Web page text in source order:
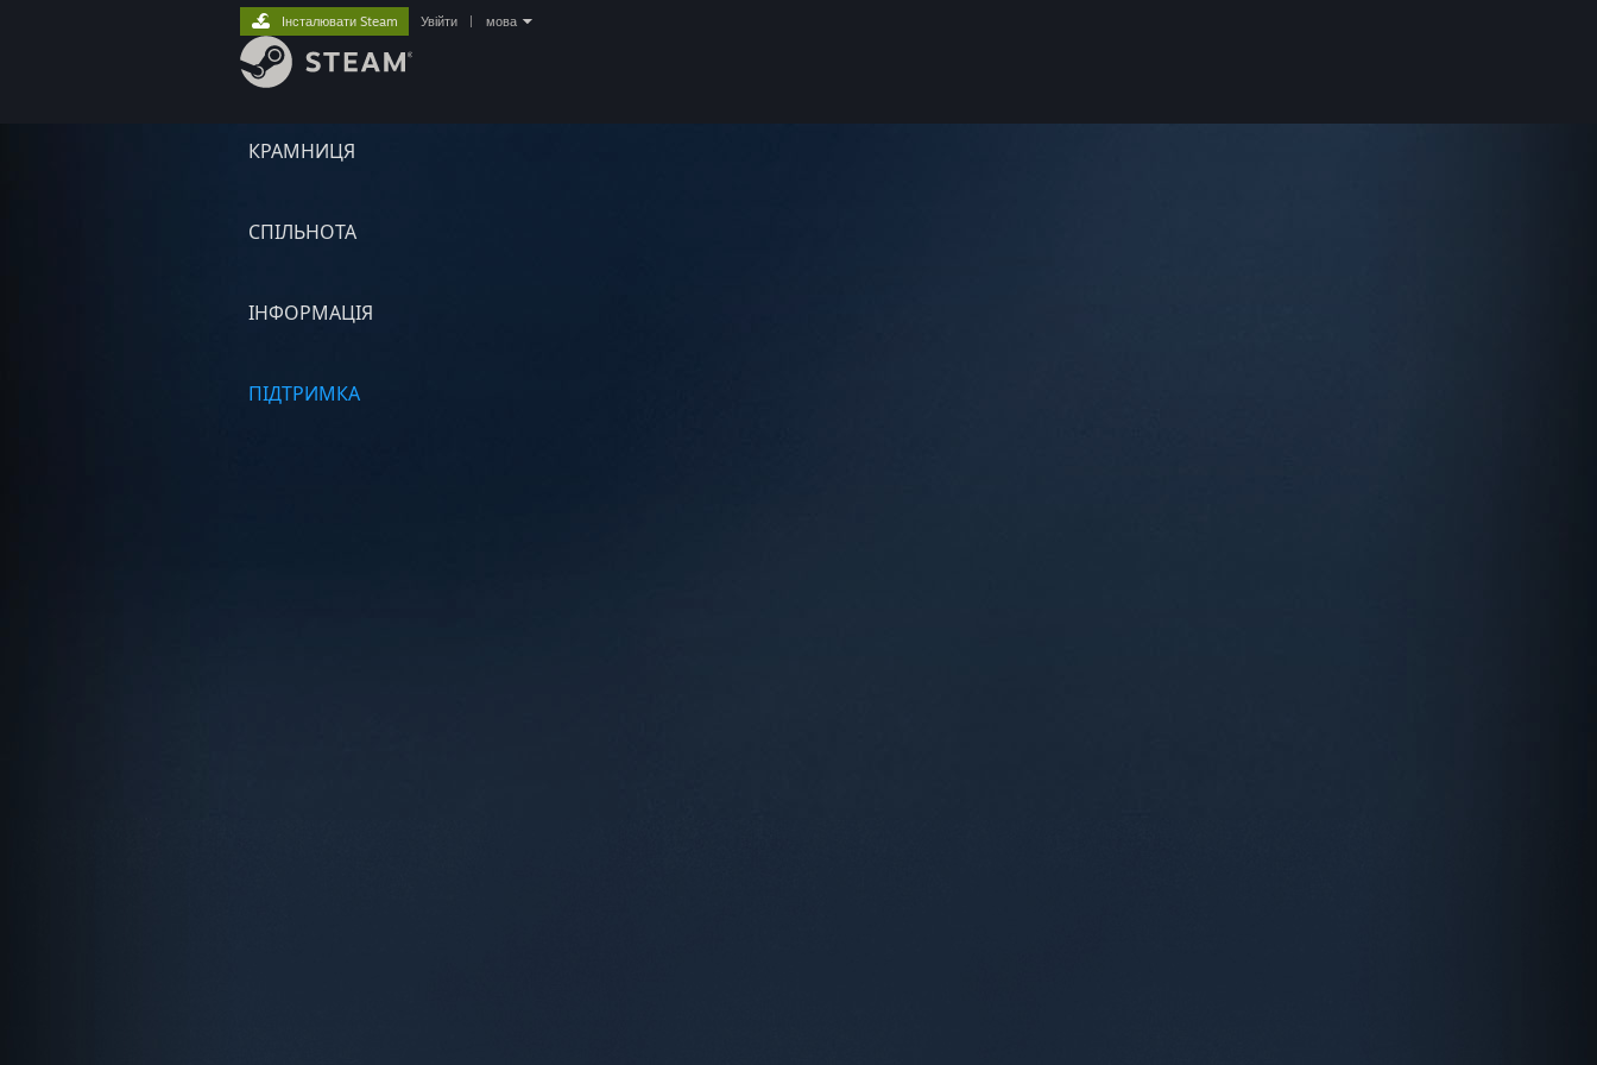
КРАМНИЦЯ
СПІЛЬНОТА
ІНФОРМАЦІЯ
ПІДТРИМКА
Інсталювати Steam Увійти мова